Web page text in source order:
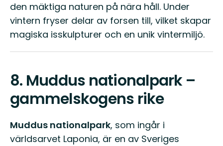
den mäktiga naturen på nära håll. Under
vintern fryser delar av forsen till, vilket skapar
magiska isskulpturer och en unik vintermiljö.
8. Muddus nationalpark –
gammelskogens rike
Muddus nationalpark, som ingår i
världsarvet Laponia, är en av Sveriges